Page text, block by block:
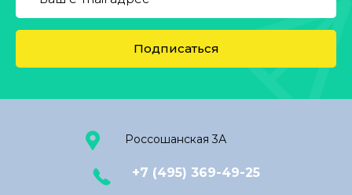
Подписаться
Россошанская 3А
+7 (495) 369-49-25